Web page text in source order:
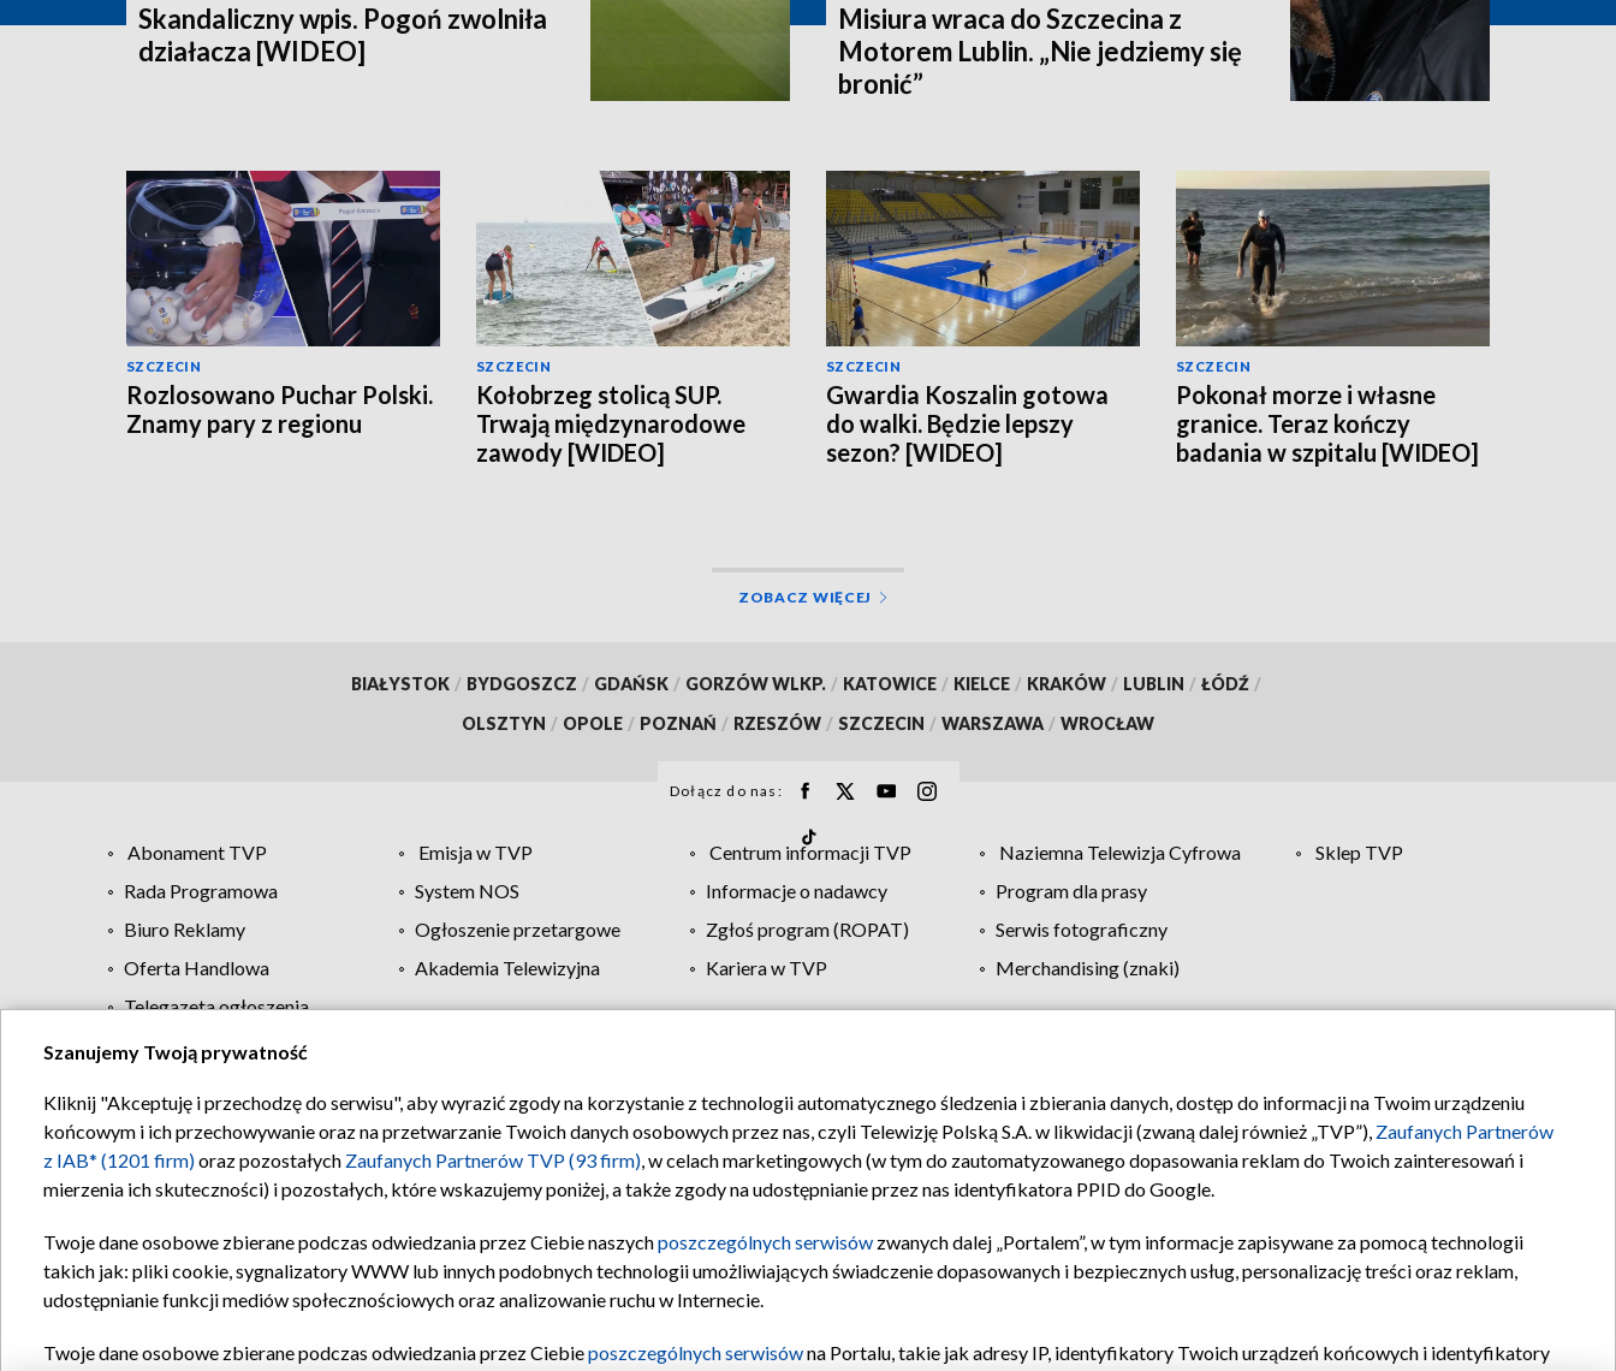
Skandaliczny wpis. Pogoń zwolniła
działacza [WIDEO]
Misiura wraca do Szczecina z
Motorem Lublin. „Nie jedziemy się
bronić”
SZCZECIN
Rozlosowano Puchar Polski.
Znamy pary z regionu
SZCZECIN
Kołobrzeg stolicą SUP.
Trwają międzynarodowe
zawody [WIDEO]
SZCZECIN
Gwardia Koszalin gotowa
do walki. Będzie lepszy
sezon? [WIDEO]
SZCZECIN
Pokonał morze i własne
granice. Teraz kończy
badania w szpitalu [WIDEO]
ZOBACZ WIĘCEJ
BIAŁYSTOK / BYDGOSZCZ / GDAŃSK / GORZÓW WLKP. / KATOWICE / KIELCE / KRAKÓW / LUBLIN / ŁÓDŹ /
OLSZTYN / OPOLE / POZNAŃ / RZESZÓW / SZCZECIN / WARSZAWA / WROCŁAW
Dołącz do nas:
Abonament TVP Emisja w TVP Centrum informacji TVP Naziemna Telewizja Cyfrowa
Sklep TVP
Rada Programowa
System NOS Informacje o nadawcy
Program dla prasy
Biuro Reklamy
Ogłoszenie przetargowe Zgłoś program (ROPAT)
Serwis fotograficzny
Oferta Handlowa
Akademia Telewizyjna Kariera w TVP
Merchandising (znaki)
Telegazeta ogłoszenia
Regulamin TVP Polityka prywatności Moje zgody Pomoc Biuro reklamy Kontakt
Szanujemy Twoją prywatność
Kliknij "Akceptuję i przechodzę do serwisu", aby wyrazić zgody na korzystanie z technologii automatycznego śledzenia i zbierania danych, dostęp do informacji na Twoim urządzeniu
końcowym i ich przechowywanie oraz na przetwarzanie Twoich danych osobowych przez nas, czyli Telewizję Polską S.A. w likwidacji (zwaną dalej również „TVP”), Zaufanych Partnerów
z IAB* (1201 firm)oraz pozostałych Zaufanych Partnerów TVP (93 firm), w celach marketingowych (w tym do zautomatyzowanego dopasowania reklam do Twoich zainteresowań i
mierzenia ich skuteczności) i pozostałych, które wskazujemy poniżej, a także zgody na udostępnianie przez nas identyfikatora PPID do Google.
Twoje dane osobowe zbierane podczas odwiedzania przez Ciebie naszychposzczególnych serwisów zwanych dalej „Portalem”, w tym informacje zapisywane za pomocą technologii
takich jak: pliki cookie, sygnalizatory WWW lub innych podobnych technologii umożliwiających świadczenie dopasowanych i bezpiecznych usług, personalizację treści oraz reklam,
udostępnianie funkcji mediów społecznościowych oraz analizowanie ruchu w Internecie.
Twoje dane osobowe zbierane podczas odwiedzania przez Ciebieposzczególnych serwisówna Portalu, takie jak adresy IP, identyfikatory Twoich urządzeń końcowych i identyfikatory